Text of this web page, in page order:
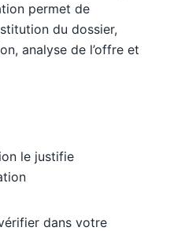
permet de
du dossier,
analyse de l’offre et
le justifie
dans votre